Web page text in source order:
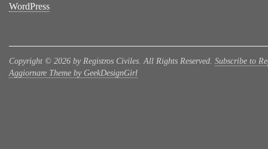
WordPress
Copyright © 2026 by Registros Civiles. All Rights Reserved. Subscribe to
Aggiornare Theme by GeekDesignGirl